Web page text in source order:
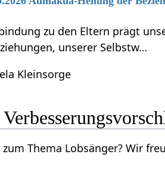
zu den Eltern prägt
unserer Selbstw…
Kleinsorge
Lobsänger‏‎
Kennst du